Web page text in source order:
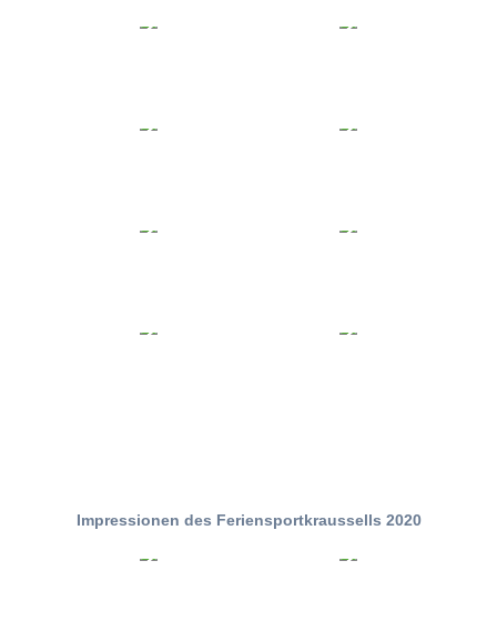
Impressionen des Feriensportkraussells 2020